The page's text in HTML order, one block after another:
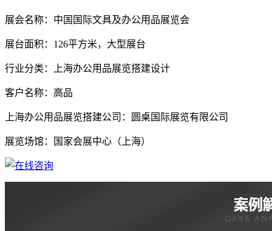
展会名称：中国国际文具及办公用品展览会
展台面积：126平方米，大型展台
行业分类：上海办公用品展览搭建设计
客户名称：高品
上海办公用品展览搭建公司：圆桌国际展览有限公司
展览场馆：国家会展中心（上海）